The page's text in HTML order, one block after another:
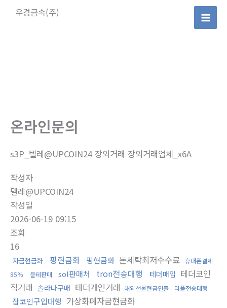
우경금속(주)
Main
온라인문의
s3P_텔레@UPCOIN24 장외거래 장외거래업체_x6A
작성자
텔레@UPCOIN24
작성일
2026-06-19 09:15
조회
16
자금현금화 핑현금화 핑현금화 돈세탁최저수수료 휴대폰결제
85%
블테판매 sol판매처 tron전송대행 테더매입 테더코인
직거래 솔라나구매 테더개인거래 해외선물현금인출 리플전송대행
잡코인구입대행 가상화폐자금현금화